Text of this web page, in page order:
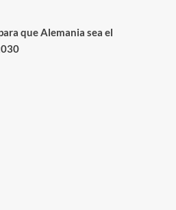
que Alemania sea el